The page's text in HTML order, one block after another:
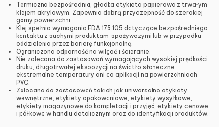
Termiczna bezpośrednia, gładka etykieta papierowa z trwałym
klejem akrylowym. Zapewnia dobrą przyczepność do szerokiej
gamy powierzchni.
Klej spełnia wymagania FDA 175.105 dotyczące bezpośredniego
kontaktu z suchymi produktami spożywczymi lub w przypadku
oddzielenia przez barierę funkcjonalną.
Ograniczona odporność na wilgoć i ścieranie.
Nie zalecana do zastosowań wymagających wysokiej prędkości
druku, długotrwałej ekspozycji na światło słoneczne,
ekstremalne temperatury ani do aplikacji na powierzchniach
PVC.
Zalecana do zastosowań takich jak uniwersalne etykiety
wewnętrzne, etykiety opakowaniowe, etykiety wysyłkowe,
etykiety magazynowe do kompletacji i przyjęć, etykiety cenowe
i półkowe w handlu detalicznym oraz do identyfikacji produktów.